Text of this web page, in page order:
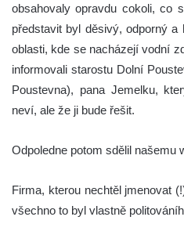
obsahovaly opravdu cokoli, co
představit byl děsivý, odporný
oblasti, kde se nacházejí vodní
informovali starostu Dolní
Poustevna), pana Jemelku,
neví, ale že ji bude řešit.
Odpoledne potom sdělil našemu
Firma, kterou nechtěl jmenovat
všechno to byl vlastně